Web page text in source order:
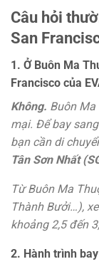
Câu hỏi
San
1. Ở Buôn Ma
Francisco của
Không. Buôn
mại. Để bay
bạn cần di
Tân Sơn Nhất
Từ Buôn Ma
Thành Bưởi…),
khoảng 2,5 đến
2. Hành trình